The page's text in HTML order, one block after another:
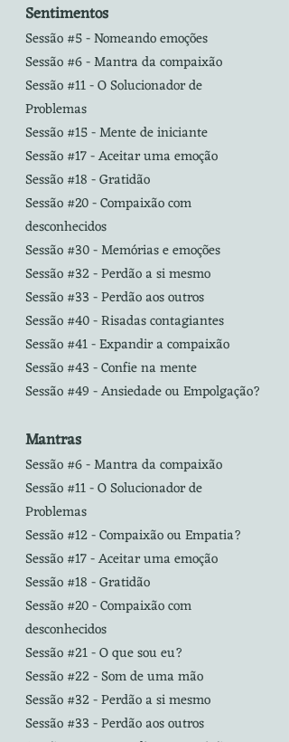
Sentimentos
Sessão #5 - Nomeando emoções
Sessão #6 - Mantra da compaixão
Sessão #11 - O Solucionador de
Problemas
Sessão #15 - Mente de iniciante
Sessão #17 - Aceitar uma emoção
Sessão #18 - Gratidão
Sessão #20 - Compaixão com
desconhecidos
Sessão #30 - Memórias e emoções
Sessão #32 - Perdão a si mesmo
Sessão #33 - Perdão aos outros
Sessão #40 - Risadas contagiantes
Sessão #41 - Expandir a compaixão
Sessão #43 - Confie na mente
Sessão #49 -Ansiedade ou Empolgação?
Mantras
Sessão #6 - Mantra da compaixão
Sessão #11 - O Solucionador de
Problemas
Sessão #12 - Compaixão ou Empatia?
Sessão #17 - Aceitar uma emoção
Sessão #18 - Gratidão
Sessão #20 - Compaixão com
desconhecidos
Sessão #21 - O que sou eu?
Sessão #22 - Som de uma mão
Sessão #32 - Perdão a si mesmo
Sessão #33 - Perdão aos outros